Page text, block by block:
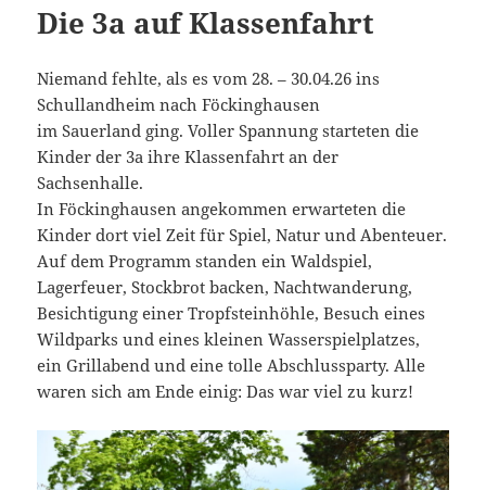
Die 3a auf Klassenfahrt
Niemand fehlte, als es vom 28. – 30.04.26 ins
Schullandheim nach Föckinghausen
im Sauerland ging. Voller Spannung starteten die
Kinder der 3a ihre Klassenfahrt an der
Sachsenhalle.
In Föckinghausen angekommen erwarteten die
Kinder dort viel Zeit für Spiel, Natur und Abenteuer.
Auf dem Programm standen ein Waldspiel,
Lagerfeuer, Stockbrot backen, Nachtwanderung,
Besichtigung einer Tropfsteinhöhle, Besuch eines
Wildparks und eines kleinen Wasserspielplatzes,
ein Grillabend und eine tolle Abschlussparty. Alle
waren sich am Ende einig: Das war viel zu kurz!